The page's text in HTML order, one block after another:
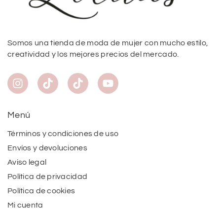
Somos una tienda de moda de mujer con mucho estilo,
creatividad y los mejores precios del mercado.
Menú
Términos y condiciones de uso
Envíos y devoluciones
Aviso legal
Política de privacidad
Política de cookies
Mi cuenta